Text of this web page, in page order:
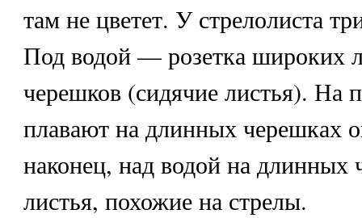
там не цветет. У стрелолиста
Под водой — розетка широких
черешков (сидячие листья). На
плавают на длинных черешках
наконец, над водой на длинных
листья, похожие на стрелы.